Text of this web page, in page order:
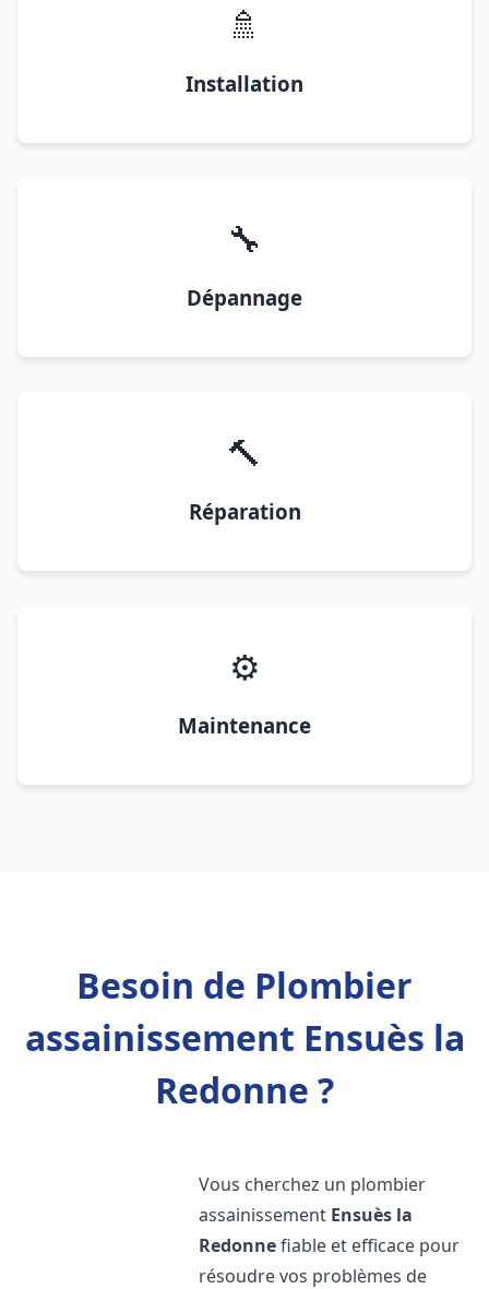
🚿
Installation
🔧
Dépannage
🔨
Réparation
⚙️
Maintenance
Besoin de Plombier
assainissement Ensuès la
Redonne ?
Vous cherchez un plombier
assainissement Ensuès la
Redonnefiable et efficace pour
résoudre vos problèmes de